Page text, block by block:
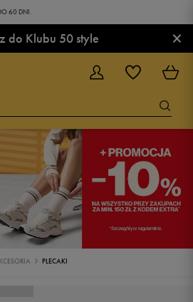
60 DNI.
do Klubu 50 style ×
PLECAKI